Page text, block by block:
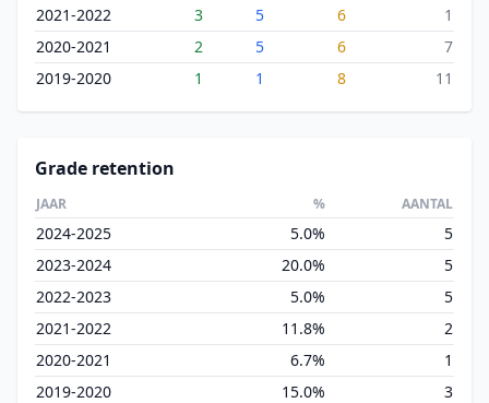
2021-2022
3 5 6
1
2020-2021
2 5 6
7
2019-2020
1 1 8 11
Grade retention
JAAR % AANTAL
2024-2025 5.0%
5
2023-2024
20.0%
5
2022-2023
5.0%
5
2021-2022
11.8%
2
2020-2021
6.7%
1
2019-2020
15.0% 3